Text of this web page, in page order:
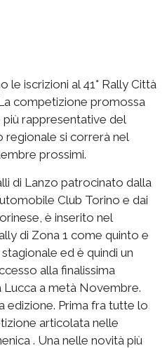
le iscrizioni al 41° Rally Città
competizione promossa
rappresentative del
si correrà nel
prossimi.
di Lanzo patrocinato dalla
Club Torino e dai
è inserito nel
di Zona 1 come quinto e
ed è quindi un
alla finalissima
Lucca a metà Novembre.
edizione. Prima fra tutte lo
articolata nelle
. Una nelle novità più